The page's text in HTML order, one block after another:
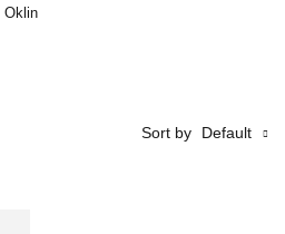
Oklin
Sort by Default